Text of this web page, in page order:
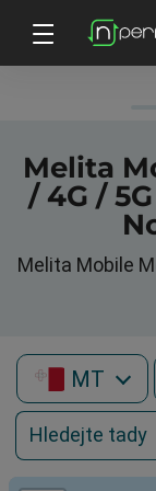
Melita
/ 4G /
Melita Mobile
MT